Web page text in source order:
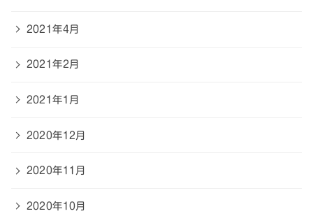
2021年4月
2021年2月
2021年1月
2020年12月
2020年11月
2020年10月